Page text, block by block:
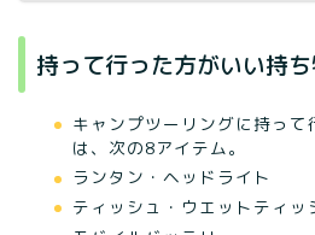
持って行った方がいい持
キャンプツーリングに持って
は、次の8アイテム。
ランタン・ヘッドライト
ティッシュ・ウエットティッ